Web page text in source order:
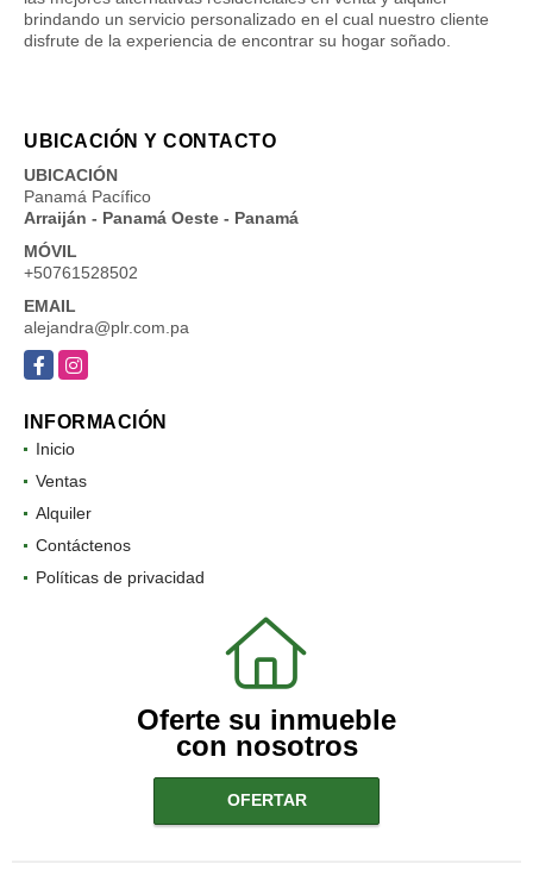
brindando un servicio personalizado en el cual nuestro cliente
disfrute de la experiencia de encontrar su hogar soñado.
UBICACIÓN Y CONTACTO
UBICACIÓN
Panamá Pacífico
Arraiján - Panamá Oeste - Panamá
MÓVIL
+50761528502
EMAIL
alejandra@plr.com.pa
FacebookInstagram
INFORMACIÓN
Inicio
Ventas
Alquiler
Contáctenos
Políticas de privacidad
Oferte su inmueble
con nosotros
OFERTAR